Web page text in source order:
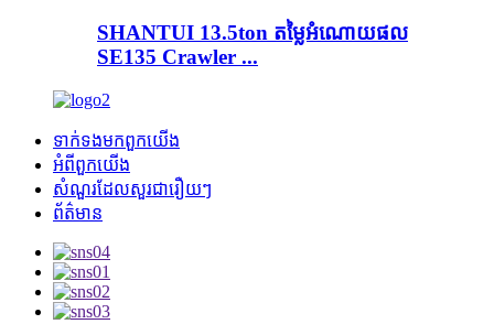
SHANTUI 13.5ton តម្លៃអំណោយផល
SE135 Crawler ...
ទាក់ទង​មក​ពួក​យើង
អំពី​ពួក​យើង
សំណួរដែលសួរជារឿយៗ
ព័ត៌មាន